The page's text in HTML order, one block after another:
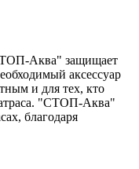
Аква" защищает
аксессуар
и для тех, кто
"СТОП-Аква"
благодаря